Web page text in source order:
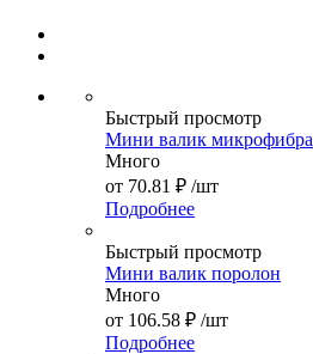
Быстрый просмотр
Мини валик микрофибра
Много
от 70.81 ₽ /шт
Подробнее
Быстрый просмотр
Мини валик поролон
Много
от 106.58 ₽ /шт
Подробнее